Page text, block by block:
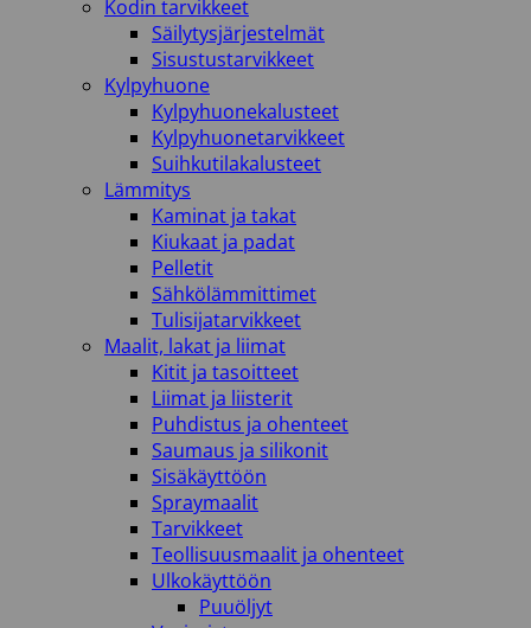
Kodin tarvikkeet
Säilytysjärjestelmät
Sisustustarvikkeet
Kylpyhuone
Kylpyhuonekalusteet
Kylpyhuonetarvikkeet
Suihkutilakalusteet
Lämmitys
Kaminat ja takat
Kiukaat ja padat
Pelletit
Sähkölämmittimet
Tulisijatarvikkeet
Maalit, lakat ja liimat
Kitit ja tasoitteet
Liimat ja liisterit
Puhdistus ja ohenteet
Saumaus ja silikonit
Sisäkäyttöön
Spraymaalit
Tarvikkeet
Teollisuusmaalit ja ohenteet
Ulkokäyttöön
Puuöljyt